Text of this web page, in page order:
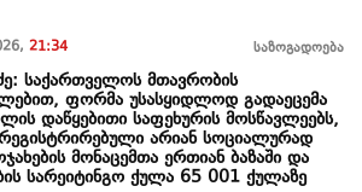
21:34 საზოგადოება
საქართველოს მთავრობის
ფორმა უსასყიდლოდ გადაეცემა
დაწყებითი საფეხურის მოსწავლეებს,
არიან სოციალურად
მონაცემთა ერთიან ბაზაში და
სარეიტინგო ქულა 65 001 ქულაზე